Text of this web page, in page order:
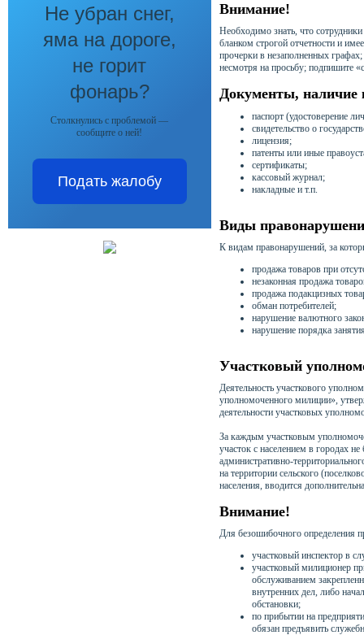
Не убран снег,
яма на дороге,
не горит
фонарь?
Столкнулись с проблемой —
сообщите о ней!
Подать жалобу
Внимание!
Необходимо знать, что
бланком строгой отчетности и
прочерки в незаполненных
несмотря на просьбу; подпишите
Документы, наличие
паспорт (удостоверение
свидетельство о
лицензия;
патенты или иные
сертификаты;
кассовый журнал;
накладные и т.п.
Виды
К видам правонарушений, за
продажа товаров при
незаконная продажа
продажа подакцизных
обман потребителей;
нарушение валютного
нарушение порядка
Участковый
Деятельность участкового
уполномоченного милиции»,
деятельности участковых
За каждым участковым
участок с населением в городах
административно-
на территории сельского
населения, вводится
Внимание!
Для безошибочного определения
участковый инспектор в
участковый милиционер
обслуживанием
внутренних дел, либо
обстановки;
по прибытии на
обязан предъявить